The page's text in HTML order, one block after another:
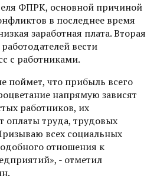
ФПРК, основной причиной
в последнее время
заработная плата. Вторая
вести
с работниками.
поймет, что прибыль всего
напрямую зависят
работников, их
оплаты труда, трудовых
всех социальных
отношения к
- отметил